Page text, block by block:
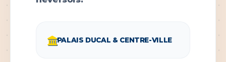
PALAIS DUCAL & CENTRE-VILLE